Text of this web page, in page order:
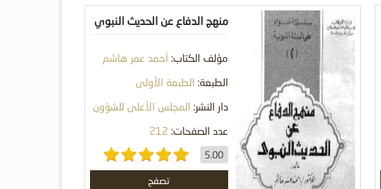
منهج الدفاع عن الحديث النبوي
مؤلف الكتاب: أحمد عمر هاشم
الطبعة: الطبعة الأولى
دار النشر: المجلس الأعلى للشؤون
الإسلامية
عدد الصفحات: 212
5.00
تصفح